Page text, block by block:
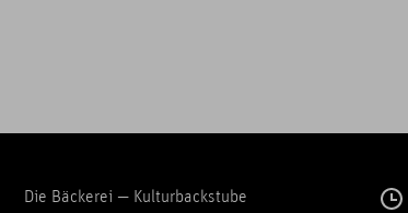
Die Bäckerei — Kulturbackstube